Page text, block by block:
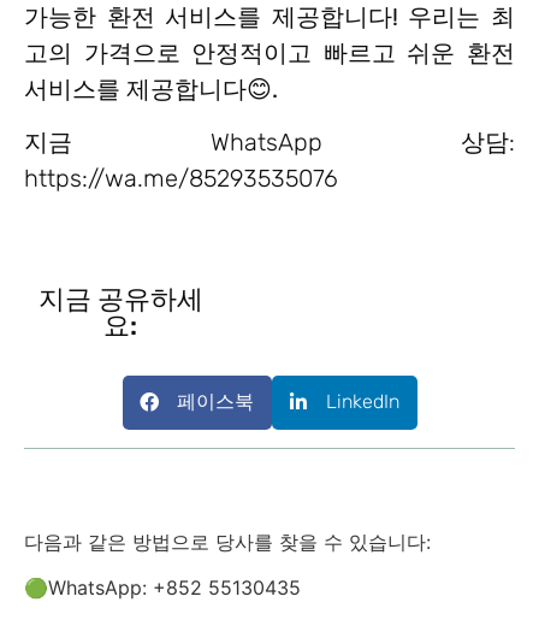
가능한 환전 서비스를 제공합니다! 우리는 최
고의 가격으로 안정적이고 빠르고 쉬운 환전
서비스를 제공합니다😊.
지금 WhatsApp 상담:
https://wa.me/85293535076
지금 공유하세
요:
페이스북 LinkedIn
다음과 같은 방법으로 당사를 찾을 수 있습니다:
🟢WhatsApp: +852 55130435